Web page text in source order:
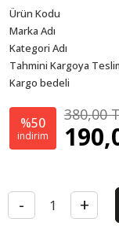
Ürün Kodu
Marka Adı
Kategori Adı
Tahmini Kargoya
Kargo bedeli
%50
indirim
380,00
- +